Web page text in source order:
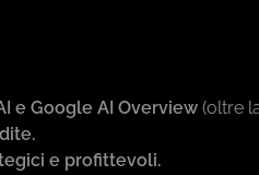
e Google AI Overview (oltre
e profittevoli.